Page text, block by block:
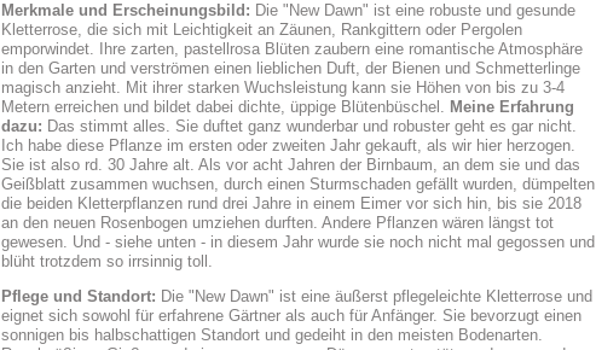
Merkmale und Erscheinungsbild: Die "New Dawn" ist eine robuste und gesunde
Kletterrose, die sich mit Leichtigkeit an Zäunen, Rankgittern oder Pergolen
emporwindet. Ihre zarten, pastellrosa Blüten zaubern eine romantische Atmosphäre
in den Garten und verströmen einen lieblichen Duft, der Bienen und Schmetterlinge
magisch anzieht. Mit ihrer starken Wuchsleistung kann sie Höhen von bis zu 3-4
Metern erreichen und bildet dabei dichte, üppige Blütenbüschel. Meine Erfahrung
dazu: Das stimmt alles. Sie duftet ganz wunderbar und robuster geht es gar nicht.
Ich habe diese Pflanze im ersten oder zweiten Jahr gekauft, als wir hier herzogen.
Sie ist also rd. 30 Jahre alt. Als vor acht Jahren der Birnbaum, an dem sie und das
Geißblatt zusammen wuchsen, durch einen Sturmschaden gefällt wurden, dümpelten
die beiden Kletterpflanzen rund drei Jahre in einem Eimer vor sich hin, bis sie 2018
an den neuen Rosenbogen umziehen durften. Andere Pflanzen wären längst tot
gewesen. Und - siehe unten - in diesem Jahr wurde sie noch nicht mal gegossen und
blüht trotzdem so irrsinnig toll.
Pflege und Standort: Die "New Dawn" ist eine äußerst pflegeleichte Kletterrose und
eignet sich sowohl für erfahrene Gärtner als auch für Anfänger. Sie bevorzugt einen
sonnigen bis halbschattigen Standort und gedeiht in den meisten Bodenarten.